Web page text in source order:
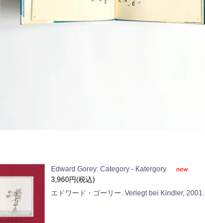
Edward Gorey: Category - Katergory
3,960円(税込)
エドワード・ゴーリー. Verlegt bei Kindler, 2001.